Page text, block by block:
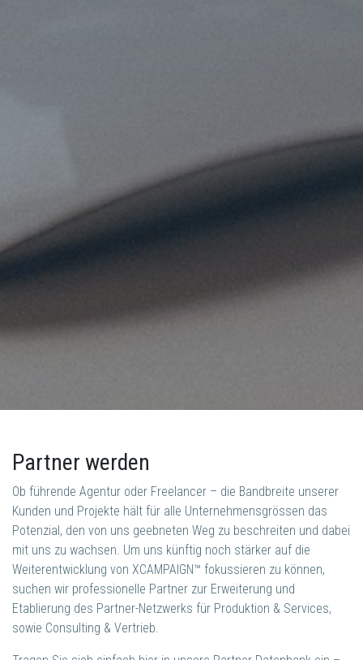
Partner werden
Ob führende Agentur oder Freelancer – die Bandbreite unserer
Kunden und Projekte hält für alle Unternehmensgrössen das
Potenzial, den von uns geebneten Weg zu beschreiten und dabei
mit uns zu wachsen. Um uns künftig noch stärker auf die
Weiterentwicklung von XCAMPAIGN™ fokussieren zu können,
suchen wir professionelle Partner zur Erweiterung und
Etablierung des Partner-Netzwerks für Produktion & Services,
sowie Consulting & Vertrieb.